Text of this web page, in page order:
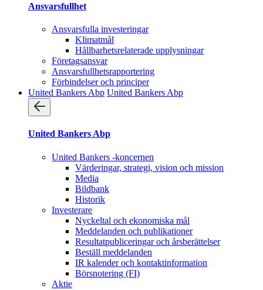
Ansvarsfullhet
Ansvarsfulla investeringar
Klimatmål
Hållbarhetsrelaterade upplysningar
Företagsansvar
Ansvarsfullhets­rapportering
Förbindelser och principer
United Bankers Abp United Bankers Abp
United Bankers Abp
United Bankers -koncernen
Värderingar, strategi, vision och mission
Media
Bildbank
Historik
Investerare
Nyckeltal och ekonomiska mål
Meddelanden och publikationer
Resultatpubliceringar och årsberättelser
Beställ meddelanden
IR kalender och kontaktinformation
Börsnotering (FI)
Aktie